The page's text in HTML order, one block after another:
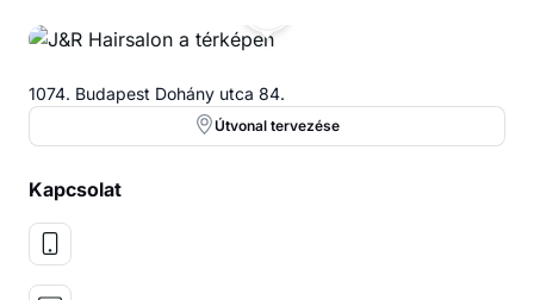
1074. Budapest Dohány utca 84.
Útvonal tervezése
Kapcsolat